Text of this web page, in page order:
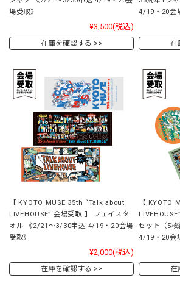
場受取》
¥3,500(税込)
在庫を確認する
4/19・20会
在
【 KYOTO MUSE 35th “Talk about
LIVEHOUSE” 会場受取 】 フェイスタ
オル 《2/21～3/30申込 4/19・20会場
受取》
¥2,000(税込)
在庫を確認する
【 KYOTO
セット（5
4/19・20会
在